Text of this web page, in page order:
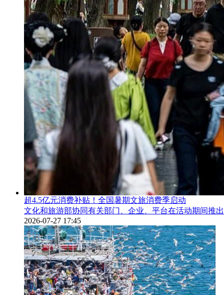
超4.5亿元消费补贴！全国暑期文旅消费季启动
文化和旅游部协同有关部门、企业、平台在活动期间推
2026-07-27 17:45